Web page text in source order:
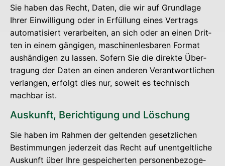
Sie haben das Recht, Daten, die wir auf Grund­la­ge
Ihrer Ein­wil­li­gung oder in Erfül­lung eines Ver­trags
auto­ma­ti­siert ver­ar­bei­ten, an sich oder an einen Drit­
ten in einem gän­gi­gen, maschi­nen­les­ba­ren For­mat
aus­hän­di­gen zu las­sen. Sofern Sie die direk­te Über­
tra­gung der Daten an einen ande­ren Ver­ant­wort­li­chen
ver­lan­gen, erfolgt dies nur, soweit es tech­nisch
mach­bar ist.
Aus­kunft, Berich­ti­gung und Löschung
Sie haben im Rah­men der gel­ten­den gesetz­li­chen
Bestim­mun­gen jeder­zeit das Recht auf unent­gelt­li­che
Aus­kunft über Ihre gespei­cher­ten per­so­nen­be­zo­ge­